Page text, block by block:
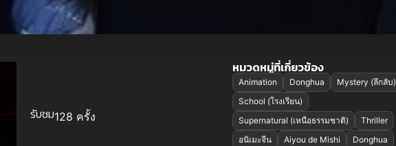
รับชม128 ครั้ง
หมวดหมู่ที่เกี่ยวข้อง
Animation Donghua
Mystery (ลึกลับ)
School (โรงเรียน)
Supernatural (เหนือธรรมชาติ)
Thriller
อนิเมะจีน
Aiyou de Mishi
Donghua